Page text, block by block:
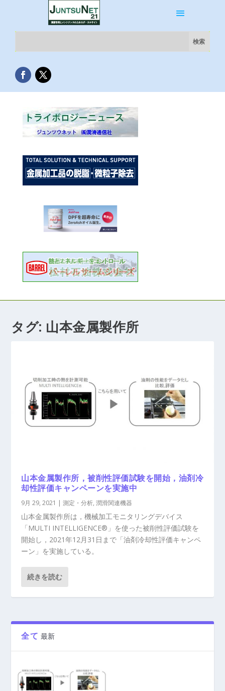
タグ: 山本金属製作所
山本金属製作所，被削性評価試験を開始，油剤冷
却性評価キャンペーンを実施中
9月 29, 2021 |測定・分析,潤滑関連機器
山本金属製作所は，機械加工モニタリングデバイス
「MULTI INTELLIGENCE®」を使った被削性評価試験を
開始し，2021年12月31日まで「油剤冷却性評価キャンペ
ーン」を実施している。
続きを読む
全て 最新